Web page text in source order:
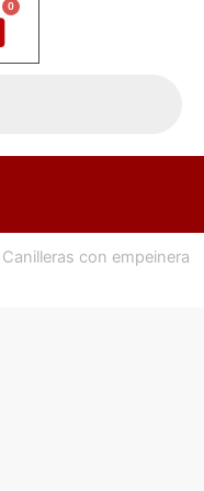
con empeinera